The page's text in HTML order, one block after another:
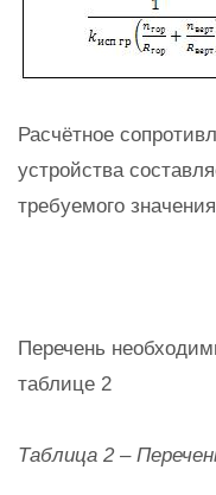
Расчётное
устройства
требуемого
Перечень
таблице 2
Таблица 2 –